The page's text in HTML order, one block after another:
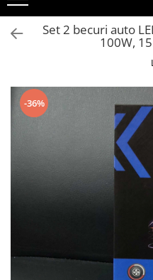
Set 2 becuri auto
100W,
-36%